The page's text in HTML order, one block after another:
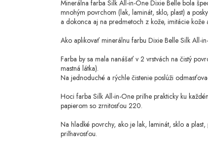
Minerálna farba Silk All-in-One Dixie Belle bola
mnohým povrchom (lak, laminát, sklo, plast) a
a dokonca aj na predmetoch z kože, imitácie kože
Ako aplikovať minerálnu farbu Dixie Belle Silk All-
Farba by sa mala nanášať v 2 vrstvách na čistý
mastná látka).
Na jednoduché a rýchle čistenie poslúži
Hoci farba Silk All-in-One priľne prakticky ku
papierom so zrnitosťou 220.
Na hladké povrchy, ako je lak, laminát, sklo a
priľnavosťou.